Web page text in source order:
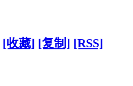
[收藏] [复制] [RSS]